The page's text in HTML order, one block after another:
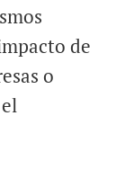
de
o